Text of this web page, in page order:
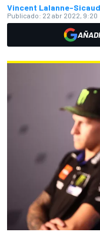
Vincent Lalanne-Sicaud
Publicado: 22 abr 2022, 9:20